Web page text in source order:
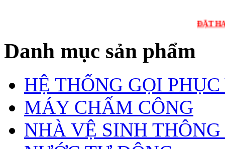
ĐẶT HÀNG
Danh mục sản phẩm
HỆ THỐNG GỌI
MÁY CHẤM CÔNG
NHÀ VỆ SINH